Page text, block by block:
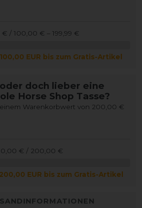
/ 100,00 € – 199,99 €
EUR bis zum Gratis-Artikel
doch lieber eine
Horse Shop Tasse?
Warenkorbwert von 200,00 €
0,00 € / 200,00 €
EUR bis zum Gratis-Artikel